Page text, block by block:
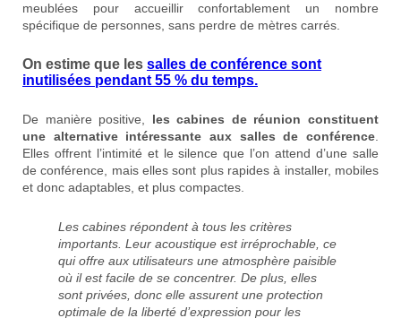
meublées pour accueillir confortablement un nombre
spécifique de personnes, sans perdre de mètres carrés.
On estime que les salles de conférence sont
inutilisées pendant 55 % du temps.
De manière positive, les cabines de réunion constituent
une alternative intéressante aux salles de conférence
Elles offrent l’intimité et le silence que l’on attend d’une salle
de conférence, mais elles sont plus rapides à installer, mobiles
et donc adaptables, et plus compactes.
Les cabines répondent à tous les critères
importants. Leur acoustique est irréprochable, ce
qui offre aux utilisateurs une atmosphère paisible
où il est facile de se concentrer. De plus, elles
sont privées, donc elle assurent une protection
optimale de la liberté d’expression pour les